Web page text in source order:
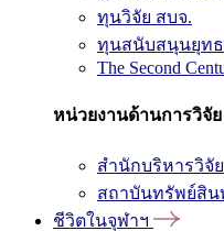
ทุนวิจัย สบจ.
ทุนสนับสนุนยุทธ
The Second
หน่วยงานด้านการวิจัย
สำนักบริหารวิจัย
สถาบันทรัพย์สิ
ชีวิตในจุฬาฯ